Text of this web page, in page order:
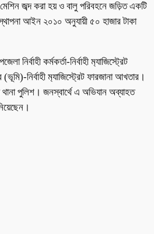
জব্দ করা হয় ও বালু পরিবহনে জড়িত একটি
আইন ২০১০ অনুযায়ী ৫০ হাজার টাকা
নির্বাহী কর্মকর্তা-নির্বাহী ম‍্যাজিস্ট্রেট
নির্বাহী ম‍্যাজিস্ট্রেট ফারজানা আখতার।
পুলিশ। জনস্বার্থে এ অভিযান অব্যাহত